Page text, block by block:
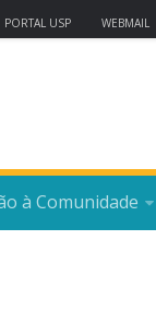
PORTAL USP WEBMAIL
à Comunidade